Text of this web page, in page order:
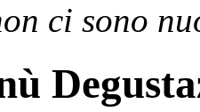
ci sono